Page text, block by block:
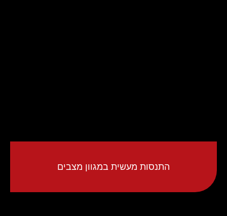
התנסות מעשית במגוון מצבים